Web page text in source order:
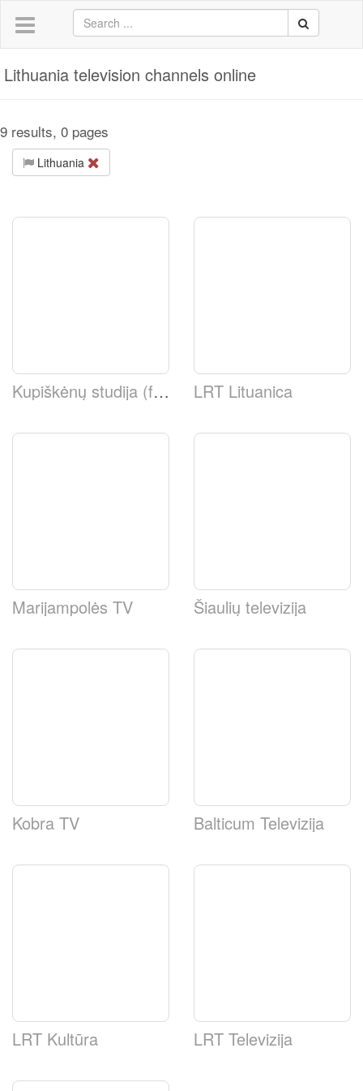
Lithuania television channels online
9 results, 0 pages
Lithuania
Kupiškėnų studija (facebook) LRT Lituanica
Marijampolės TV Šiaulių televizija
Kobra TV Balticum Televizija
LRT Kultūra LRT Televizija